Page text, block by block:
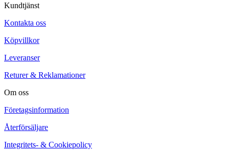
Kundtjänst
Kontakta oss
Köpvillkor
Leveranser
Returer & Reklamationer
Om oss
Företagsinformation
Återförsäljare
Integritets- & Cookiepolicy